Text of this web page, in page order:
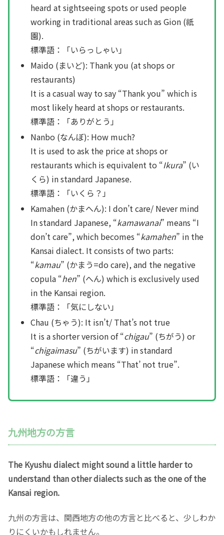
heard at sightseeing spots or used people
working in traditional areas such as Gion (祇
園).
標準語：「いらっしゃい」
Maido (まいど): Thank you (at shops or
restaurants)
It is a casual way to say “Thank you” which is
most likely heard at shops or restaurants.
標準語：「ありがとう」
Nanbo (なんぼ): How much?
It is used to ask the price at shops or
restaurants which is equivalent to “Ikura” (い
くら) in standard Japanese.
標準語：「いくら？」
Kamahen (かまへん): I don’t care/ Never mind
In standard Japanese, “kamawanai” means “I
don’t care”, which becomes “kamahen” in the
Kansai dialect. It consists of two parts:
“kamau” (かまう=do care), and the negative
copula “hen” (へん) which is exclusively used
in the Kansai region.
標準語：「気にしない」
Chau (ちゃう): It isn’t/ That’s not true
It is a shorter version of “chigau” (ちがう) or
“chigaimasu” (ちがいます) in standard
Japanese which means “That’ not true”.
標準語：「違う」
九州地方の方言
The Kyushu dialect might sound a little harder to
understand than other dialects such as the one of the
Kansai region.
九州の方言は、関西地方の他の方言と比べると、少しわか
りにくいかもしれません。